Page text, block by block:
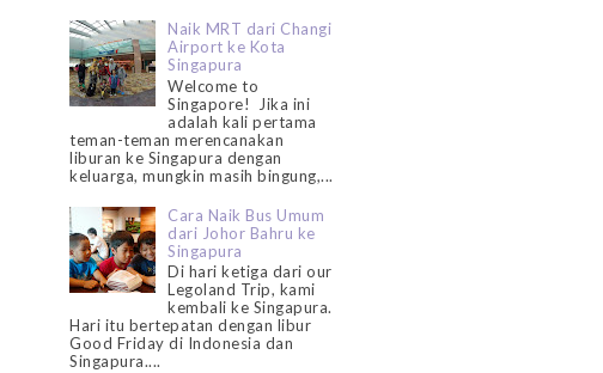
Naik MRT dari Changi
Airport ke Kota
Singapura
Welcome to
Singapore! Jika ini
adalah kali pertama
teman-teman merencanakan
liburan ke Singapura dengan
keluarga, mungkin masih bingung,...
Cara Naik Bus Umum
dari Johor Bahru ke
Singapura
Di hari ketiga dari our
Legoland Trip, kami
kembali ke Singapura.
Hari itu bertepatan dengan libur
Good Friday di Indonesia dan
Singapura....